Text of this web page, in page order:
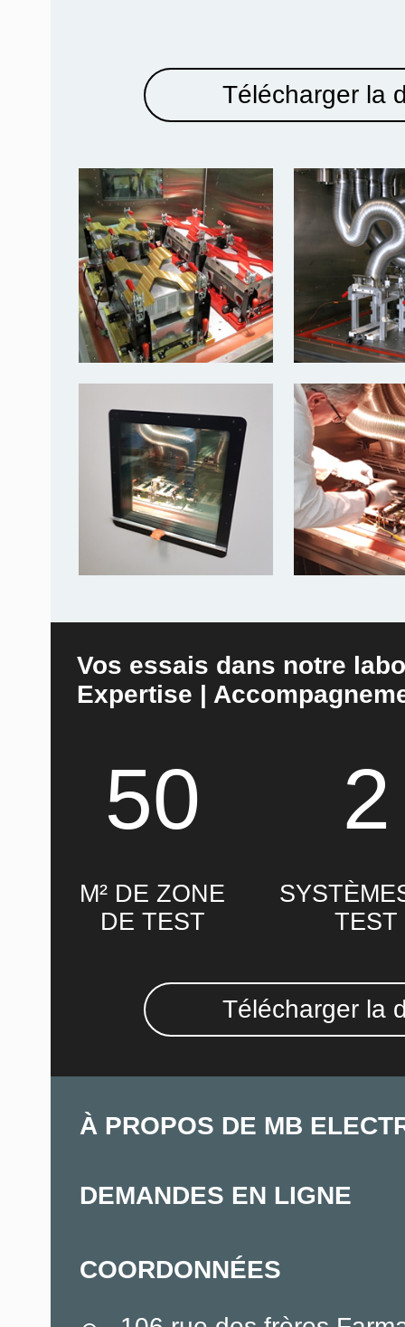
Télécharger la
Vos essais dans notre
Expertise |
Télécharger la
TEST
50 2
M² DE ZONE
DE TEST
À PROPOS DE MB
DEMANDES EN LIGNE
COORDONNÉES